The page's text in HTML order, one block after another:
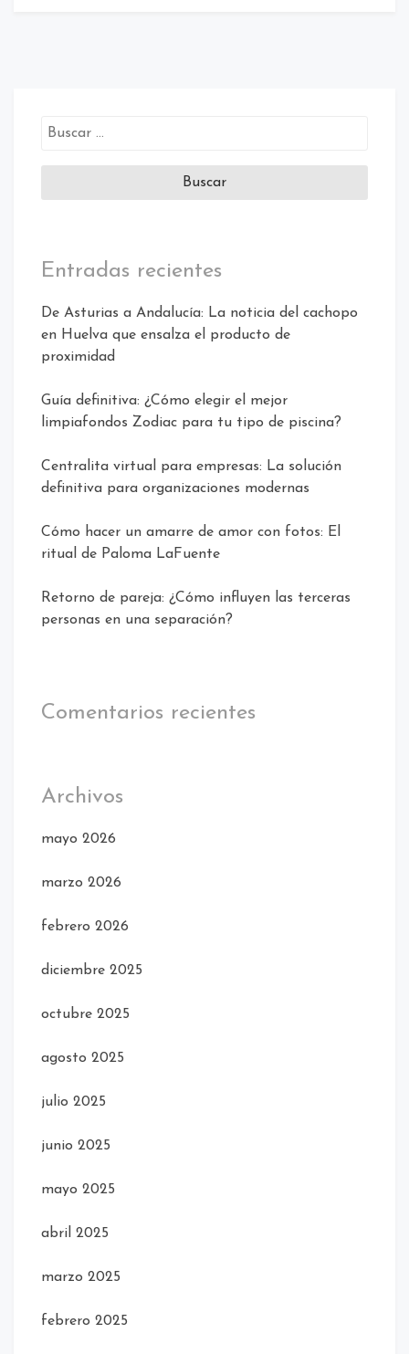
Buscar:
Entradas recientes
De Asturias a Andalucía: La noticia del cachopo
en Huelva que ensalza el producto de
proximidad
Guía definitiva: ¿Cómo elegir el mejor
limpiafondos Zodiac para tu tipo de piscina?
Centralita virtual para empresas: La solución
definitiva para organizaciones modernas
Cómo hacer un amarre de amor con fotos: El
ritual de Paloma LaFuente
Retorno de pareja: ¿Cómo influyen las terceras
personas en una separación?
Comentarios recientes
Archivos
mayo 2026
marzo 2026
febrero 2026
diciembre 2025
octubre 2025
agosto 2025
julio 2025
junio 2025
mayo 2025
abril 2025
marzo 2025
febrero 2025